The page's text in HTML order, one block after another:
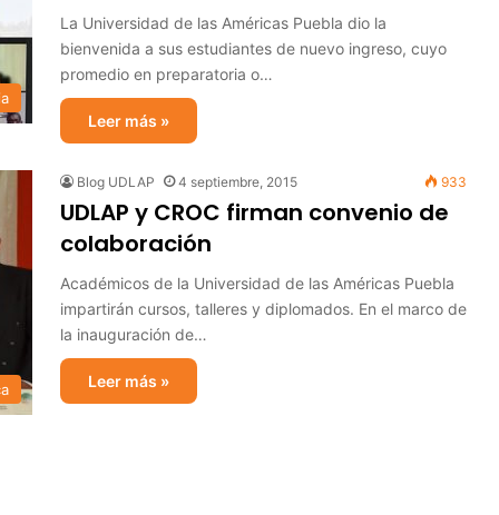
La Universidad de las Américas Puebla dio la
bienvenida a sus estudiantes de nuevo ingreso, cuyo
promedio en preparatoria o…
Leer más »
Blog UDLAP 4 septiembre, 2015 933
UDLAP y CROC firman convenio de
colaboración
Académicos de la Universidad de las Américas Puebla
impartirán cursos, talleres y diplomados. En el marco de
la inauguración de…
Leer más »